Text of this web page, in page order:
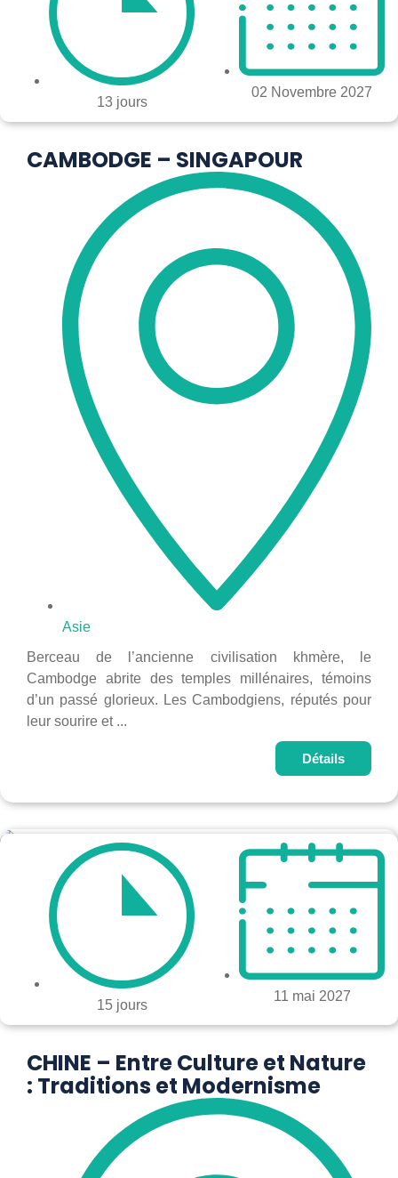
13 jours
02 Novembre 2027
CAMBODGE – SINGAPOUR
Asie
Berceau de l’ancienne civilisation khmère, le
Cambodge abrite des temples millénaires, témoins
d’un passé glorieux. Les Cambodgiens, réputés pour
leur sourire et ...
Détails
15 jours
11 mai 2027
CHINE – Entre Culture et Nature
: Traditions et Modernisme